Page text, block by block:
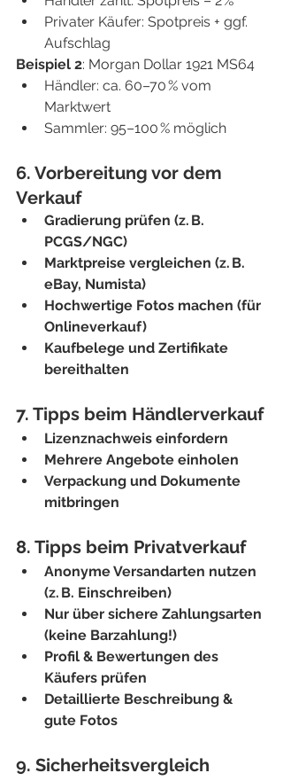
Privater Käufer: Spotpreis + ggf.
Aufschlag
Beispiel 2: Morgan Dollar 1921 MS64
Händler: ca. 60–70 % vom
Marktwert
Sammler: 95–100 % möglich
6. Vorbereitung vor dem
Verkauf
Gradierung prüfen (z. B.
PCGS/NGC)
Marktpreise vergleichen (z. B.
eBay, Numista)
Hochwertige Fotos machen (für
Onlineverkauf)
Kaufbelege und Zertifikate
bereithalten
7. Tipps beim Händlerverkauf
Lizenznachweis einfordern
Mehrere Angebote einholen
Verpackung und Dokumente
mitbringen
8. Tipps beim Privatverkauf
Anonyme Versandarten nutzen
(z. B. Einschreiben)
Nur über sichere Zahlungsarten
(keine Barzahlung!)
Profil & Bewertungen des
Käufers prüfen
Detaillierte Beschreibung &
gute Fotos
9. Sicherheitsvergleich